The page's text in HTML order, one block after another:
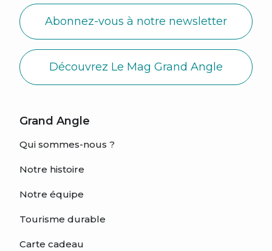
Abonnez-vous à notre newsletter
Découvrez Le Mag Grand Angle
Grand Angle
Qui sommes-nous ?
Notre histoire
Notre équipe
Tourisme durable
Carte cadeau